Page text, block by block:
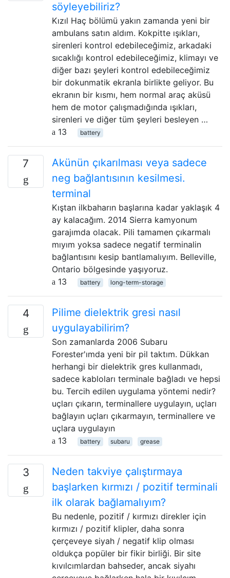
söyleyebiliriz?
Kızıl Haç bölümü yakın zamanda yeni bir
ambulans satın aldım. Kokpitte ışıkları,
sirenleri kontrol edebileceğimiz, arkadaki
sıcaklığı kontrol edebileceğimiz, klimayı ve
diğer bazı şeyleri kontrol edebileceğimiz
bir dokunmatik ekranla birlikte geliyor. Bu
ekranın bir kısmı, hem normal araç aküsü
hem de motor çalışmadığında ışıkları,
sirenleri ve diğer tüm şeyleri besleyen …
13
battery
7
Akünün çıkarılması veya sadece
neg bağlantısının kesilmesi.
terminal
Kıştan ilkbaharın başlarına kadar yaklaşık 4
ay kalacağım. 2014 Sierra kamyonum
garajımda olacak. Pili tamamen çıkarmalı
mıyım yoksa sadece negatif terminalin
bağlantısını kesip bantlamalıyım. Belleville,
Ontario bölgesinde yaşıyoruz.
13
battery long-term-storage
4
Pilime dielektrik gresi nasıl
uygulayabilirim?
Son zamanlarda 2006 Subaru
Forester'ımda yeni bir pil taktım. Dükkan
herhangi bir dielektrik gres kullanmadı,
sadece kabloları terminale bağladı ve hepsi
bu. Tercih edilen uygulama yöntemi nedir?
uçları çıkarın, terminallere uygulayın, uçları
bağlayın uçları çıkarmayın, terminallere ve
uçlara uygulayın
13
battery subaru grease
3
Neden takviye çalıştırmaya
başlarken kırmızı / pozitif terminali
ilk olarak bağlamalıyım?
Bu nedenle, pozitif / kırmızı direkler için
kırmızı / pozitif klipler, daha sonra
çerçeveye siyah / negatif klip olması
oldukça popüler bir fikir birliği. Bir site
kıvılcımlardan bahseder, ancak siyahı